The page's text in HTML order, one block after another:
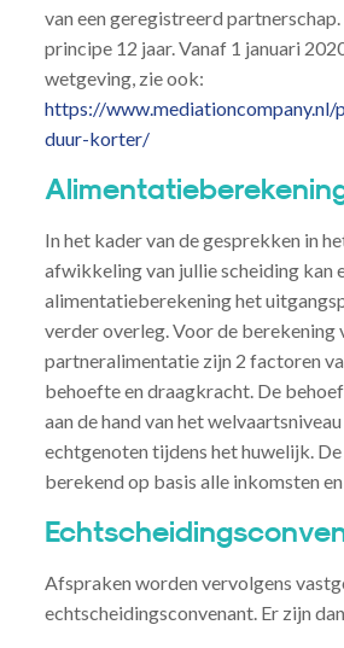
van een geregistreerd partnerschap.
principe 12 jaar. Vanaf 1 januari
wetgeving, zie ook:
https://www.mediationcompany.nl/
duur-korter/
In het kader van de gesprekken in
afwikkeling van jullie scheiding kan
alimentatieberekening het
verder overleg. Voor de berekening
partneralimentatie zijn 2 factoren
behoefte en draagkracht. De
aan de hand van het
echtgenoten tijdens het huwelijk.
berekend op basis alle inkomsten
Afspraken worden vervolgens
echtscheidingsconvenant. Er zijn